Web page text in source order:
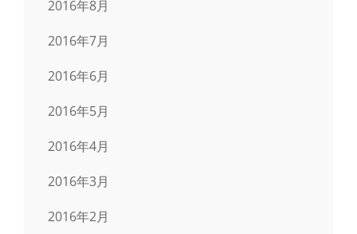
2016年8月
2016年7月
2016年6月
2016年5月
2016年4月
2016年3月
2016年2月